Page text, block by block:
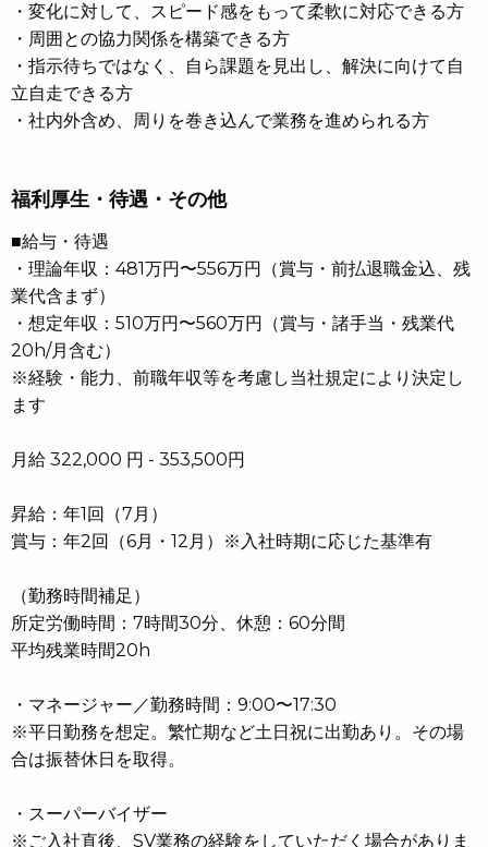
・変化に対して、スピード感をもって柔軟に対応できる方
・周囲との協力関係を構築できる方
・指示待ちではなく、自ら課題を見出し、解決に向けて自
立自走できる方
・社内外含め、周りを巻き込んで業務を進められる方
福利厚生・待遇・その他
■給与・待遇
・理論年収：481万円〜556万円（賞与・前払退職金込、残
業代含まず）
・想定年収：510万円〜560万円（賞与・諸手当・残業代
20h/月含む）
※経験・能力、前職年収等を考慮し当社規定により決定し
ます
月給 322,000 円 - 353,500円
昇給：年1回（7月）
賞与：年2回（6月・12月）※入社時期に応じた基準有
（勤務時間補足）
所定労働時間：7時間30分、休憩：60分間
平均残業時間20h
・マネージャー／勤務時間：9:00〜17:30
※平日勤務を想定。繁忙期など土日祝に出勤あり。その場
合は振替休日を取得。
・スーパーバイザー
※ご入社直後、SV業務の経験をしていただく場合がありま